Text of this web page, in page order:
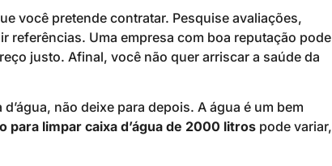
você pretende contratar. Pesquise avaliações,
referências. Uma empresa com boa reputação pode
justo. Afinal, você não quer arriscar a saúde da
não deixe para depois. A água é um bem
para limpar caixa d’água de 2000 litros pode variar,